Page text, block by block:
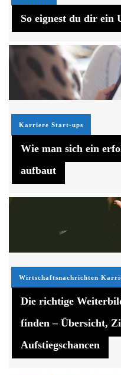
So eignest du dir ein
Karriere Start-ups
Wie man sich ein
aufbaut
Wirtschaftsnachrichten
Die richtige
finden – Übersicht,
Aufstiegschancen